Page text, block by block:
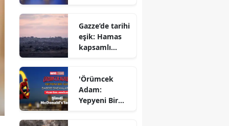
sıkıştı
Gazze’de tarihi
eşik: Hamas
kapsamlı
onayladı
'Örümcek
Adam:
Yepyeni Bir